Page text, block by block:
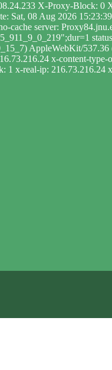
X-Proxy-Block: 0
Sat, 08 Aug 2026
cache server:
AppleWebKit/
x-content-
1 x-real-ip: 216.73.216.24